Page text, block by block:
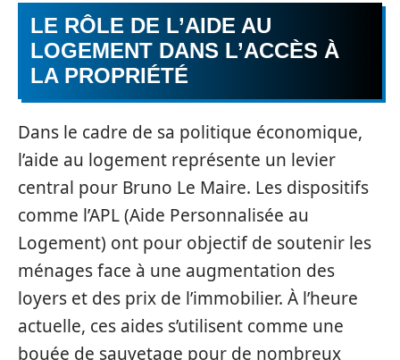
LE RÔLE DE L’AIDE AU
LOGEMENT DANS L’ACCÈS À
LA PROPRIÉTÉ
Dans le cadre de sa politique économique,
l’aide au logement représente un levier
central pour Bruno Le Maire. Les dispositifs
comme l’APL (Aide Personnalisée au
Logement) ont pour objectif de soutenir les
ménages face à une augmentation des
loyers et des prix de l’immobilier. À l’heure
actuelle, ces aides s’utilisent comme une
bouée de sauvetage pour de nombreux